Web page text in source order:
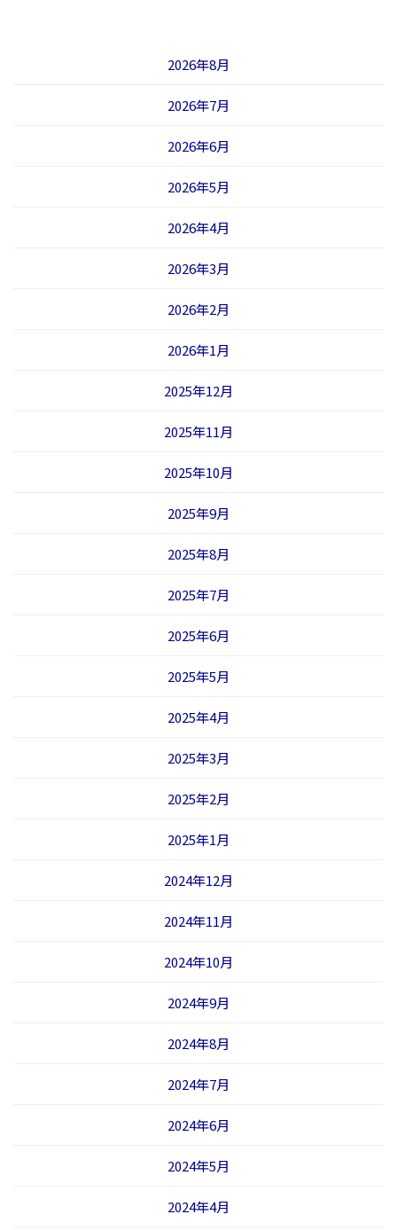
2026年8月
2026年7月
2026年6月
2026年5月
2026年4月
2026年3月
2026年2月
2026年1月
2025年12月
2025年11月
2025年10月
2025年9月
2025年8月
2025年7月
2025年6月
2025年5月
2025年4月
2025年3月
2025年2月
2025年1月
2024年12月
2024年11月
2024年10月
2024年9月
2024年8月
2024年7月
2024年6月
2024年5月
2024年4月